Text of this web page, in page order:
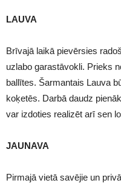
LAUVA
Brīvajā laikā pievērsies
uzlabo garastāvokli. Prieks
ballītes. Šarmantais Lauva
koķetēs. Darbā daudz
var izdoties realizēt arī sen
JAUNAVA
Pirmajā vietā savējie un